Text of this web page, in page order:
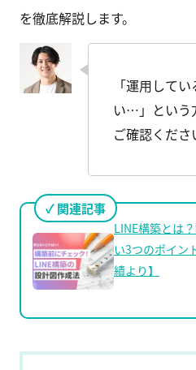
を徹底解説します。
「運用して
い…」という
ご確認くださ
関連記事
LINE構築とは
い3つのポイン
績より】